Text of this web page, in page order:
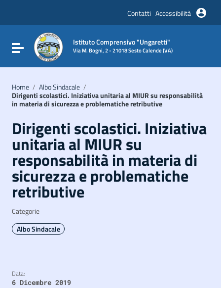
Vai al footer
Contatti Accessibilità
Attiva / disattiva la navigazione
Istituto Comprensivo "Ungaretti"
Via M. Bogni, 2 - 21018 Sesto Calende (VA)
Home / Albo Sindacale /
Dirigenti scolastici. Iniziativa unitaria al MIUR su responsabilità
in materia di sicurezza e problematiche retributive
Dirigenti scolastici. Iniziativa
unitaria al MIUR su
responsabilità in materia di
sicurezza e problematiche
retributive
Categorie
Albo Sindacale
Data:
6 Dicembre 2019